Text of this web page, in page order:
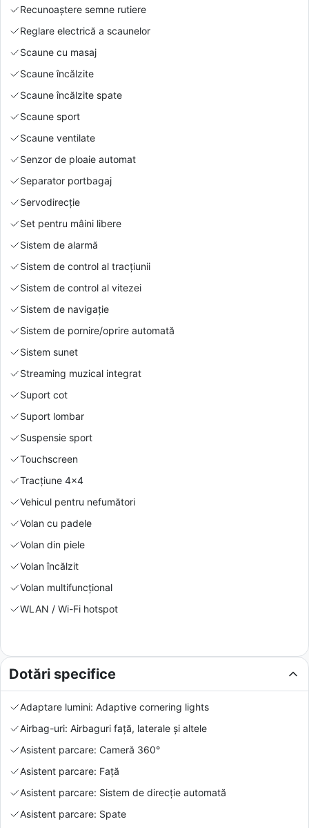
Recunoaștere semne rutiere
Reglare electrică a scaunelor
Scaune cu masaj
Scaune încălzite
Scaune încălzite spate
Scaune sport
Scaune ventilate
Senzor de ploaie automat
Separator portbagaj
Servodirecție
Set pentru mâini libere
Sistem de alarmă
Sistem de control al tracțiunii
Sistem de control al vitezei
Sistem de navigație
Sistem de pornire/oprire automată
Sistem sunet
Streaming muzical integrat
Suport cot
Suport lombar
Suspensie sport
Touchscreen
Tracțiune 4x4
Vehicul pentru nefumători
Volan cu padele
Volan din piele
Volan încălzit
Volan multifuncțional
WLAN / Wi-Fi hotspot
Dotări specifice
Adaptare lumini: Adaptive cornering lights
Airbag-uri: Airbaguri față, laterale și altele
Asistent parcare: Cameră 360°
Asistent parcare: Față
Asistent parcare: Sistem de direcție automată
Asistent parcare: Spate